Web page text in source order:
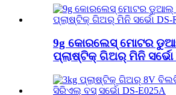
9g କୋରଲେସ୍ ମୋଟର
ପ୍ଲାଷ୍ଟିକ୍ ଗିଅର୍ ମିନି ସର୍ଭୋ